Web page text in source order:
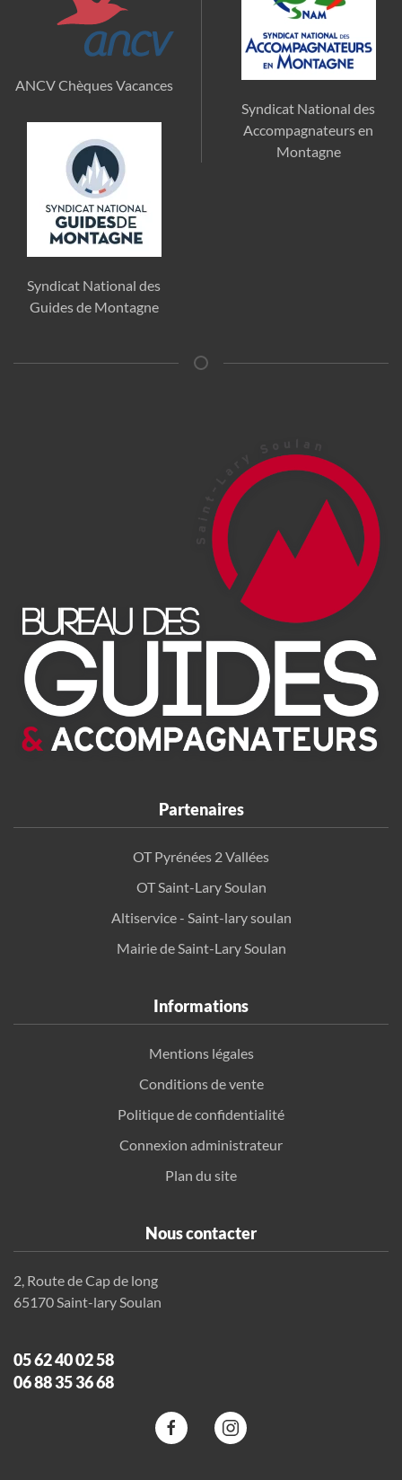
ANCV Chèques Vacances
Syndicat National des
Accompagnateurs en
Montagne
Syndicat National des
Guides de Montagne
Partenaires
OT Pyrénées 2 Vallées
OT Saint-Lary Soulan
Altiservice - Saint-lary soulan
Mairie de Saint-Lary Soulan
Informations
Mentions légales
Conditions de vente
Politique de confidentialité
Connexion administrateur
Plan du site
Nous contacter
2, Route de Cap de long
65170 Saint-lary Soulan
05 62 40 02 58
06 88 35 36 68